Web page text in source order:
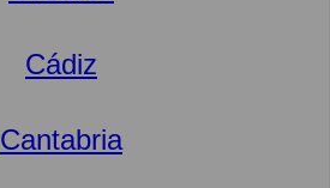
Cádiz
Cantabria